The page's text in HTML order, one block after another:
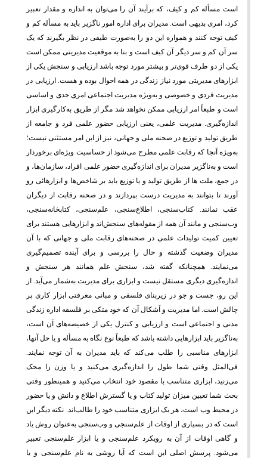
است مسأله کم و کیف، که برآیند آن را می‌توان به اندازه و مقدار تعبیر
کرد، امری بدیهی است. مدیران برای اداره امور ناگزیر باید به مسأله کم و
کیف توجه کنند و همواره این دو را به‌صورت طیفی در نظر بگیرند که یک
سر آن کم و سر دیگر آن کیف است و بنا به موقعیت مدیریتی ممکن است
یکی از دو طرف قوی‌تر و بیشتر مورد توجه باشد ارزیابی و سنجش یکی از
ابزارهای مدیریتی مورد نیاز زندگی در همه احوال بوده و هست. ارزیابی در
مدیریت فردی و خصوصی و به‌ویژه مدیریت اجتماعی امری جدی و اساسی
است و طبعاً امر ارزیابی ممکن نخواهد شد مگر از طریق به‌کارگیری ابزار
اندازه‌گیری. مدیریت علمی، یعنی ارزیابی حضور علمی فرد و جامعه از
طریق تولید و توزیع در صحنه ملی و جهانی، نیز از این امر مستثنی نیست؛
به‌ویژه آنجا که رقابت علمی مطرح می‌شود از حساسیت ویژه‌ای برخوردار
است و به‌ناگزیر مدیران برای اندازه‌گیری حضور علمی افراد، سازمان‌ها، و
در جمع، ملت ها از طریق تولید و یا توزیع باید بر شاخص‌ها و ابزارهائی رو
آورند تا بتوانند به مدیریت درست بپردازند و در صحنه رقابت از دیگران
عقب نمانند. کتاب‌سنجی، اطلاع‌سنجی، علم‌سنجی، کتابخانه‌سنجی،
وب‌سنجی و مانند آن همه از مقوله‌های سنجش‌اند و ابزارهایی هستند برای
تعیین کمیت تولیدات علمی در صحنه‌های رقابت ملی و جهانی که با آن
مدیران وضعیت گذشته و حال را بررسی و برای آینده تصمیم‌گیری
می‌نمایند. همچنانکه گفته شد، سنجش علم همانند هر سنجش و
اندازه‌گیری دیگری مستقل نیست و ابزاری برای مدیریت به‌شمار می‌آید. از
این رو، جست و جو در زیربنای فلسفی و مبانی معرفتی ابزار کاری پر
چالش است. اما مدیریت و اَشکال آن که خود متکی بر فلسفه اداره زندگی
مدنی و اجتماعی است و ارزیابی و کنترل یکی از خصیصه‌های آن است،
به‌ناگزیر باید ابزارهایی داشته باشد که طبعاً نوع نگاه به مسأله و یا حل آنها،
ابزارهای مناسبی را طلب می‌کند که باید مدیران به آن توجه نمایند.
فی‌المثل وقتی شما طول را اندازه‌گیری می‌کنید و یا وزن را محک
می‌زنید، ابزاری متناسب با مقصود خود انتخاب می‌کنید و همینطور وقتی
بحث شما تعیین میزان تولید کتاب و یا گسترش اطلاع و دانش و یا حضور
در محیط وب است، هر یک ابزاری متناسب خود را طالب‌اند. نکته دیگر این
است که در بسیاری از اوقات از علم‌سنجی و وب‌سنجی به‌عنوان روش یاد
و گاهی اوقات از آن به رویکرد علم‌سنجی و یا ابزار علم‌سنجی تعبیر
می‌شود. پرسش اصلی این است که آیا روشی به نام علم‌سنجی و یا